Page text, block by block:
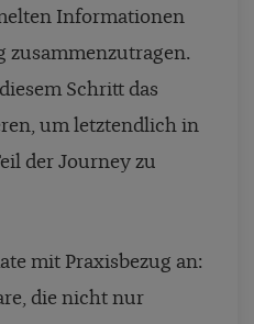
Informationen
zusammenzutragen.
Schritt das
um letztendlich in
der Journey zu
mit Praxisbezug an:
die nicht nur